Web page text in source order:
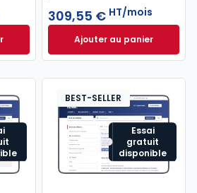
à 321,96 € HT/mois
309,55 € HT/mois
Ajouter au panier
ELnet
Essai
gratuit
disponible
BEST-SELLER